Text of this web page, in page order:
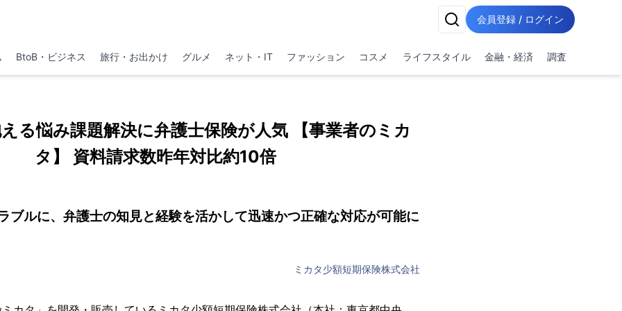
会員登録 / ログイン
BtoB・ビジネス 旅行・お出かけ グルメ ネット・IT ファッション コスメ ライフスタイル 金融・経済 調査
る悩み課題解決に弁護士保険が人気 【事業者のミカ
タ】 資料請求数昨年対比約10倍
ブルに、弁護士の知見と経験を活かして迅速かつ正確な対応が可能に
ミカタ少額短期保険株式会社